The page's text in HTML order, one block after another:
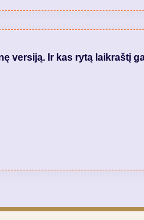
versiją. Ir kas rytą laikraštį